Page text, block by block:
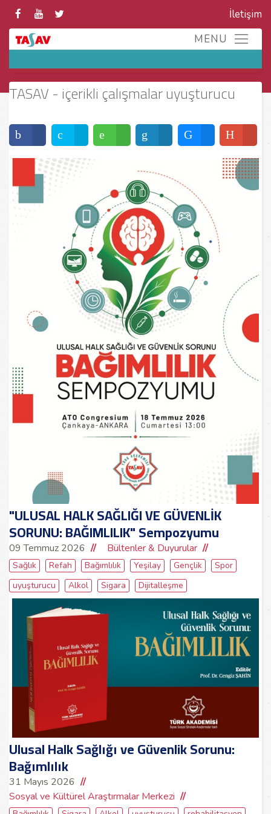
İletişim
TASAV - içerikli çalışmalar uyuşturucu
"ULUSAL HALK SAĞLIĞI VE GÜVENLİK
SORUNU: BAĞIMLILIK" Sempozyumu
09 Temmuz 2026 Bültenler & Duyurular
Sağlık Refah Bağımlılık Yeşilay Gençlik
Spor
uyuşturucu
Alkol Sigara Dijitalleşme
Ulusal Halk Sağlığı ve Güvenlik Sorunu:
Bağımlılık
31 Mayıs 2026
Sosyal ve Kültürel Araştırmalar Merkezi